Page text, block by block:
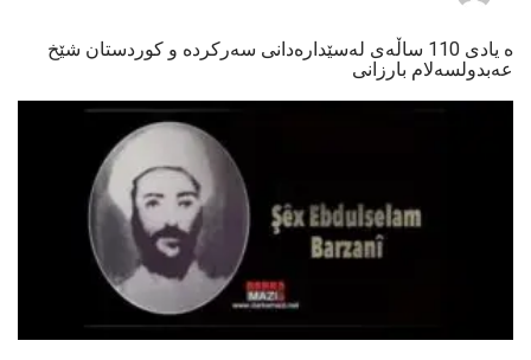
ە یادی 110 ساڵەی لەسێدارەدانی سەرکردە و کوردستان شێخ
عەبدولسەلام بارزانی